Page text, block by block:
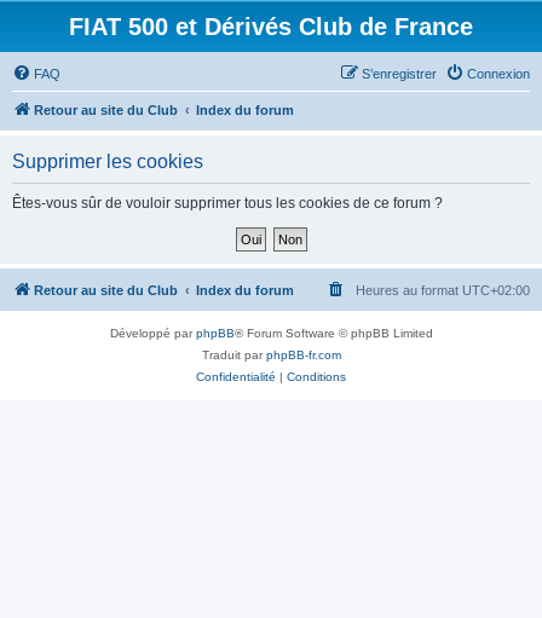
FIAT 500 et Dérivés Club de France
FAQ Connexion
S’enregistrer
Retour au site du Club Index du forum
Supprimer les cookies
Êtes-vous sûr de vouloir supprimer tous les cookies de ce forum ?
Retour au site du Club Index du forum Heures au format UTC+02:00
Développé parphpBB® Forum Software © phpBB Limited
Traduit parphpBB-fr.com
Confidentialité | Conditions